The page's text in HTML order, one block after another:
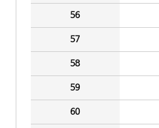
56
57
58
59
60